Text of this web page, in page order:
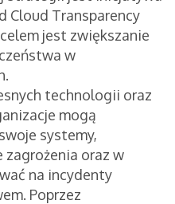
Cloud Transparency
jest zwiększanie
w
technologii oraz
mogą
systemy,
oraz w
na incydenty
Poprzez